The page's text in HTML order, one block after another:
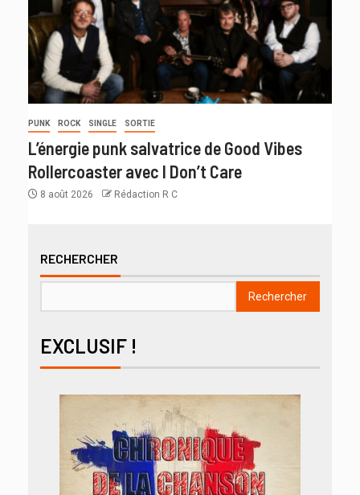
PUNK ROCK SINGLE SORTIE
L’énergie punk salvatrice de Good Vibes
Rollercoaster avec I Don’t Care
8 août 2026 Rédaction R C
RECHERCHER
Rechercher
EXCLUSIF !